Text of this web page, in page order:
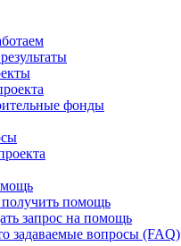
фонды
помощь
запрос на помощь
задаваемые вопросы (FAQ)